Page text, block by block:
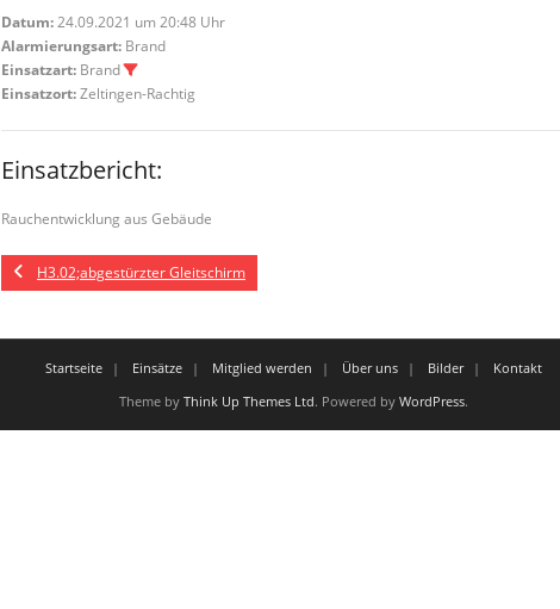
Datum:24.09.2021 um 20:48 Uhr
Alarmierungsart: Brand
Einsatzart: Brand
Einsatzort:Zeltingen-Rachtig
Einsatzbericht:
Rauchentwicklung aus Gebäude
H3.02;abgestürzter Gleitschirm
Startseite Einsätze Mitglied werden Über uns Bilder
Kontakt
Theme by Think Up Themes Ltd. Powered by WordPress.